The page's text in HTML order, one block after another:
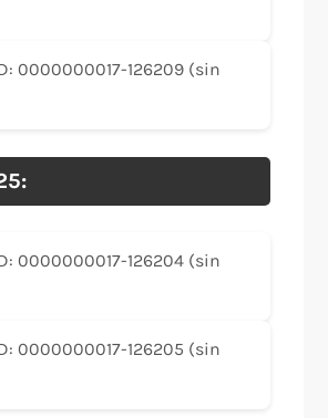
0000000017-126209 (sin
0000000017-126204 (sin
0000000017-126205 (sin